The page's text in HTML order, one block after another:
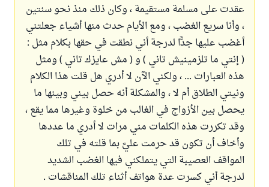
عقدت على مسلمة مستقيمة ، وكان ذلك منذ نحو سنتين
، وأنا سريع الغضب ، ومع الأيام حدث منها أشياء جعلتني
أغضب عليها جدًّا لدرجة أني نطقت في حقها بكلام مثل :
( إنتي ما تلزمينيش تاني ) و ( مش عايزك تاني ) ومثل
هذه العبارات ... ، ولكني الآن لا أدري هل قلت هذا الكلام
ونيتي الطلاق أم لا ، والمشكلة أنه حصل بيني وبينها ما
يحصل بين الأزواج في الغالب من خلوة وغيرها مما يقع ،
وقد تكررت هذه الكلمات مني مرات لا أدري ما عددها
وأخاف أن تكون قد حرمت عليَّ بما قلته في تلك
المواقف العصيبة التي يتملكني فيها الغضب الشديد
لدرجة أني كسرت عدة هواتف أثناء تلك المناقشات .